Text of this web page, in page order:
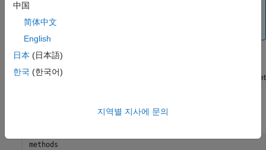
참조하십시오.
속성 get 메서드
연결된 속성값이 쿼리될 때마다 MATLAB이 자동으로 호출하는 get
은 속성의 이름입니다.
methods
中国
简体中文
English
日本 (日本語)
한국 (한국어)
지역별 지사에 문의